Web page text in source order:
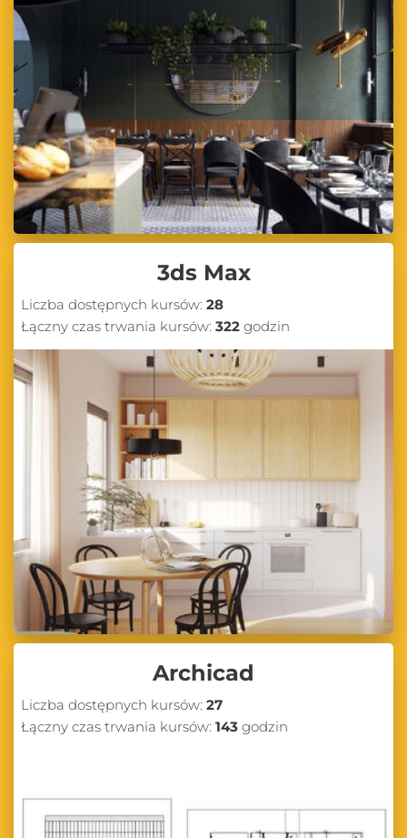
3ds Max
Liczba dostępnych kursów: 28
Łączny czas trwania kursów: 322 godzin
Archicad
Liczba dostępnych kursów: 27
Łączny czas trwania kursów: 143 godzin